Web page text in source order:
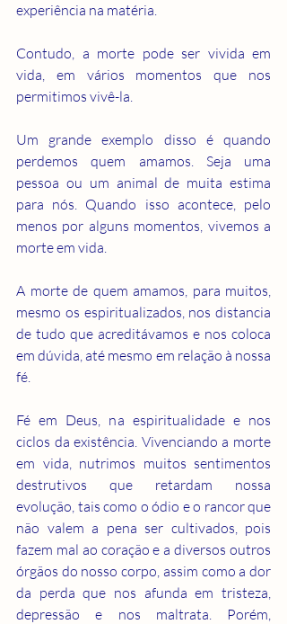
experiência na matéria.
Contudo, a morte pode ser vivida em
vida, em vários momentos que nos
permitimos vivê-la.
Um grande exemplo disso é quando
perdemos quem amamos. Seja uma
pessoa ou um animal de muita estima
para nós. Quando isso acontece, pelo
menos por alguns momentos, vivemos a
morte em vida.
A morte de quem amamos, para muitos,
mesmo os espiritualizados, nos distancia
de tudo que acreditávamos e nos coloca
em dúvida, até mesmo em relação à nossa
fé.
Fé em Deus, na espiritualidade e nos
ciclos da existência. Vivenciando a morte
em vida, nutrimos muitos sentimentos
destrutivos que retardam nossa
evolução, tais como o ódio e o rancor que
não valem a pena ser cultivados, pois
fazem mal ao coração e a diversos outros
órgãos do nosso corpo, assim como a dor
da perda que nos afunda em tristeza,
depressão e nos maltrata. Porém,